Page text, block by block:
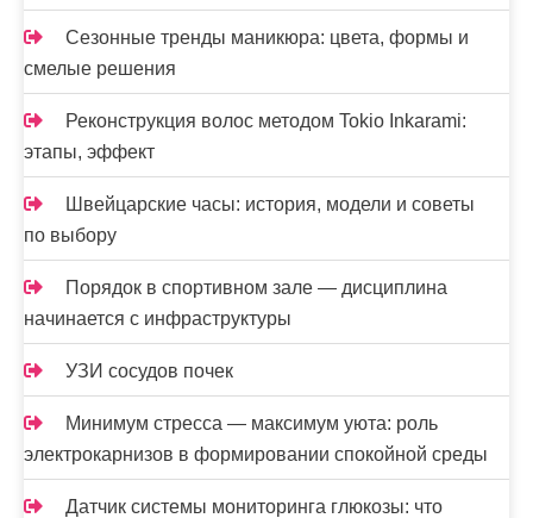
Сезонные тренды маникюра: цвета, формы и
смелые решения
Реконструкция волос методом Tokio Inkarami:
этапы, эффект
Швейцарские часы: история, модели и советы
по выбору
Порядок в спортивном зале — дисциплина
начинается с инфраструктуры
УЗИ сосудов почек
Минимум стресса — максимум уюта: роль
электрокарнизов в формировании спокойной среды
Датчик системы мониторинга глюкозы: что